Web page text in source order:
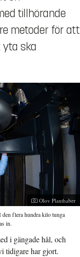
tillhörande
metoder för att
ska
Fotograf:
Olov Planthaber
den flera hundra kilo tunga
in.
i gängade hål, och
tidigare har gjort.